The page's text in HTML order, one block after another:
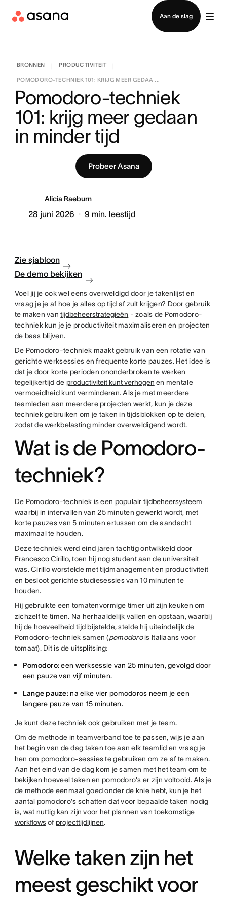
Aan de slag
Contact opnemen met verkoop
BRONNEN PRODUCTIVITEIT
POMODORO-TECHNIEK 101: KRIJG MEER GEDAA ...
Pomodoro-techniek
101: krijg meer gedaan
in minder tijd
Probeer Asana
Alicia Raeburn
28 juni 2026 9 min. leestijd
Zie sjabloon
De demo bekijken
Voel jij je ook wel eens overweldigd door je takenlijst en
vraag je je af hoe je alles op tijd af zult krijgen? Door gebruik
te maken vantijdbeheerstrategieën - zoals de Pomodoro-
techniek kun je je productiviteit maximaliseren en projecten
de baas blijven.
De Pomodoro-techniek maakt gebruik van een rotatie van
gerichte werksessies en frequente korte pauzes. Het idee is
dat je door korte perioden ononderbroken te werken
tegelijkertijd de productiviteit kunt verhogen en mentale
vermoeidheid kunt verminderen. Als je met meerdere
teamleden aan meerdere projecten werkt, kun je deze
techniek gebruiken om je taken in tijdsblokken op te delen,
zodat de werkbelasting minder overweldigend wordt.
Wat is de Pomodoro-
techniek?
De Pomodoro-techniek is een populairtijdbeheersysteem
waarbij in intervallen van 25 minuten gewerkt wordt, met
korte pauzes van 5 minuten ertussen om de aandacht
maximaal te houden.
Deze techniek werd eind jaren tachtig ontwikkeld door
Francesco Cirillo, toen hij nog student aan de universiteit
was. Cirillo worstelde met tijdmanagement en productiviteit
en besloot gerichte studiesessies van 10 minuten te
houden.
Hij gebruikte een tomatenvormige timer uit zijn keuken om
zichzelf te timen. Na herhaaldelijk vallen en opstaan, waarbij
hij de hoeveelheid tijd bijstelde, stelde hij uiteindelijk de
Pomodoro-techniek samen (pomodorois Italiaans voor
tomaat). Dit is de uitsplitsing:
Pomodoro:een werksessie van 25 minuten, gevolgd door
een pauze van vijf minuten.
Lange pauze:na elke vier pomodoros neem je een
langere pauze van 15 minuten.
Je kunt deze techniek ook gebruiken met je team.
Om de methode in teamverband toe te passen, wijs je aan
het begin van de dag taken toe aan elk teamlid en vraag je
hen om pomodoro-sessies te gebruiken om ze af te maken.
Aan het eind van de dag kom je samen met het team om te
bekijken hoeveel taken en pomodoro's er zijn voltooid. Als je
de methode eenmaal goed onder de knie hebt, kun je het
aantal pomodoro's schatten dat voor bepaalde taken nodig
is, wat nuttig kan zijn voor het plannen van toekomstige
workflowsof projecttijdlijnen.
Welke taken zijn het
meest geschikt voor